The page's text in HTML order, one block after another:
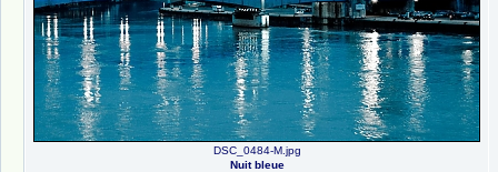
DSC_0484-M.jpg
Nuit bleue